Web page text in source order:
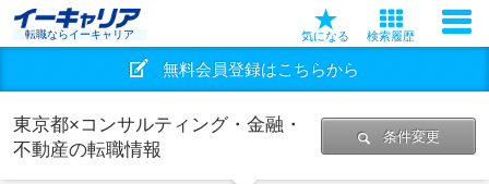
転職ならイーキャリア 気になる 検索履歴
無料会員登録はこちらから
東京都×コンサルティング・金融・
不動産の転職情報
条件変更